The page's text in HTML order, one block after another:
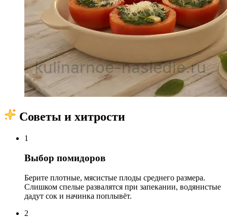
Советы и хитрости
1
Выбор помидоров
Берите плотные, мясистые плоды среднего размера.
Слишком спелые развалятся при запекании, водянистые
дадут сок и начинка поплывёт.
2